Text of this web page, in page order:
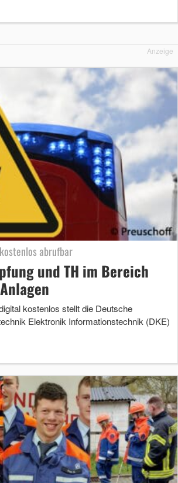
Anzeige
abrufbar
und TH im Bereich
kostenlos stellt die Deutsche
Elektronik Informationstechnik (DKE)